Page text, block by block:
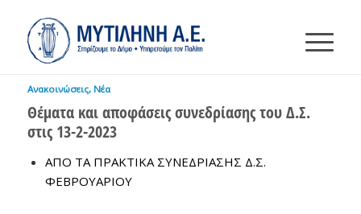
Ανακοινώσεις, Νέα
Θέματα και αποφάσεις συνεδρίασης του Δ.Σ.
στις 13-2-2023
ΑΠΟ ΤΑ ΠΡΑΚΤΙΚΑ ΣΥΝEΔΡΙΑΣΗΣ Δ.Σ.
ΦΕΒΡΟΥΑΡΙΟΥ